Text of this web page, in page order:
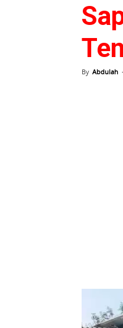
By Abdulah -